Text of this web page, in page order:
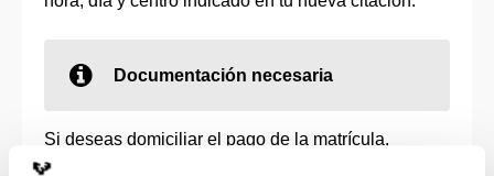
Documentación necesaria
Si deseas domiciliar el pago de la matrícula,
tendrás que acudir a la cita presencial con los datos